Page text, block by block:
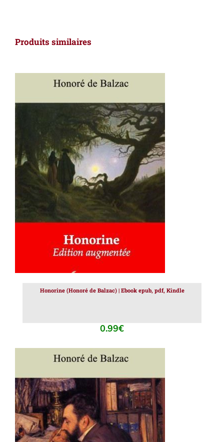
Produits similaires
AJOUTER AU PANIER / DÉTAILS
Honorine (Honoré de Balzac) | Ebook epub, pdf, Kindle
0.99€